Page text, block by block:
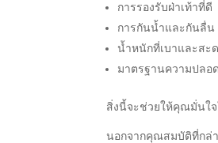
การรองรับฝ่าเท้าที่ดี
การกันน้ำและกันลื่น
น้ำหนักที่เบาและสะ
มาตรฐานความปลอ
สิ่งนี้จะช่วยให้คุณมั่นใ
นอกจากคุณสมบัติที่กล่า